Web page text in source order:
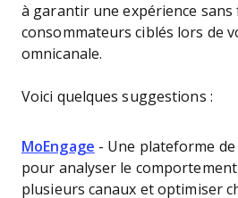
à garantir une expérience sans
consommateurs ciblés lors de
omnicanale.
Voici quelques suggestions :
MoEngage - Une plateforme
pour analyser le
plusieurs canaux et optimiser